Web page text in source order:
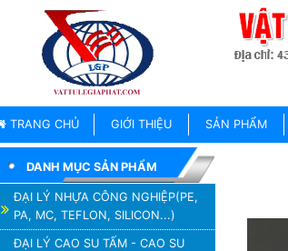
TRANG CHỦ GIỚI THIỆU SẢN PHẨM
DANH MỤC SẢN PHẨM
ĐẠI LÝ NHỰA CÔNG NGHIỆP(PE,
PA, MC, TEFLON, SILICON...)
ĐẠI LÝ CAO SU TẤM - CAO SU